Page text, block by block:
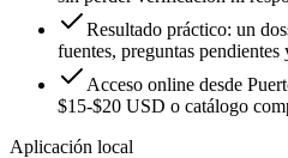
Resultado práctico: un
fuentes, preguntas
Acceso online desde
$15-$20 USD o catálogo
Aplicación local